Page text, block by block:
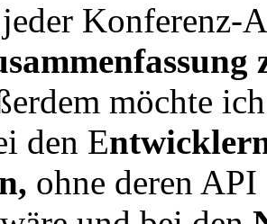
Konferenz-
möchte
den E
ohne deren